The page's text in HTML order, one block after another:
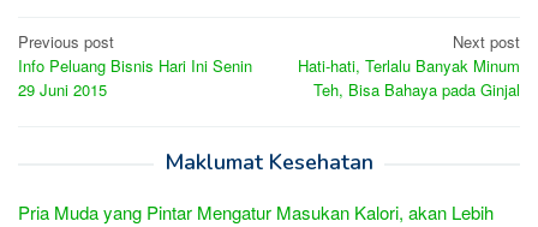
Post
navigation
Previous post
Info Peluang Bisnis Hari Ini Senin
29 Juni 2015
Next post
Hati-hati, Terlalu Banyak Minum
Teh, Bisa Bahaya pada Ginjal
Maklumat Kesehatan
Pria Muda yang Pintar Mengatur Masukan Kalori, akan Lebih